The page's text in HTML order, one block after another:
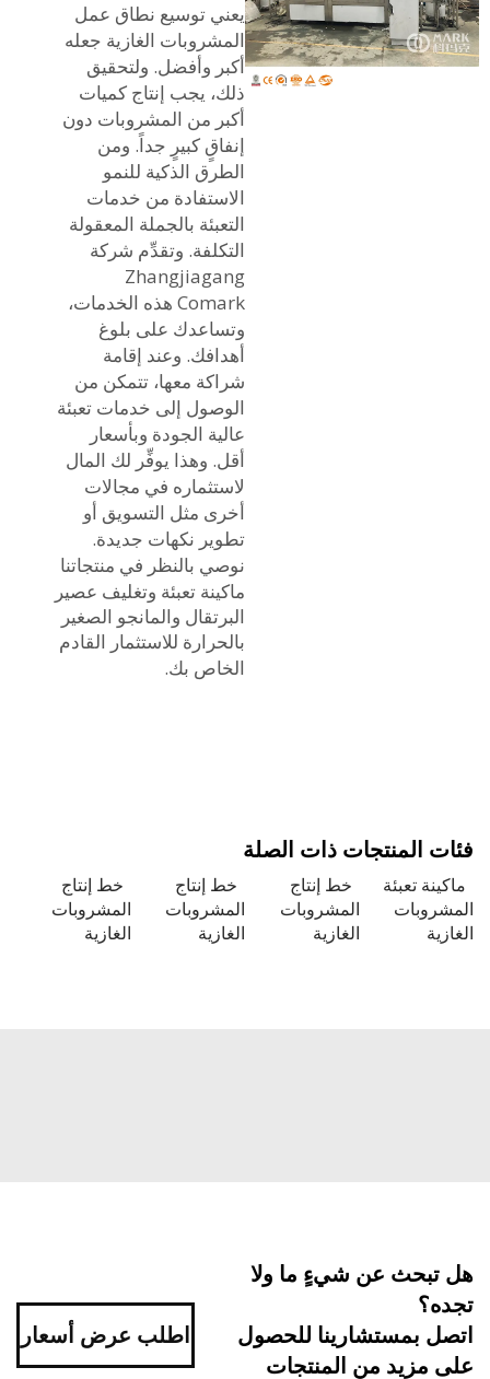
يعني توسيع نطاق عمل
المشروبات الغازية جعله
أكبر وأفضل. ولتحقيق
ذلك، يجب إنتاج كميات
أكبر من المشروبات دون
إنفاقٍ كبيرٍ جداً. ومن
الطرق الذكية للنمو
الاستفادة من خدمات
التعبئة بالجملة المعقولة
التكلفة. وتقدِّم شركة
Zhangjiagang
Comark هذه الخدمات،
وتساعدك على بلوغ
أهدافك. وعند إقامة
شراكة معها، تتمكن من
الوصول إلى خدمات تعبئة
عالية الجودة وبأسعار
أقل. وهذا يوفِّر لك المال
لاستثماره في مجالات
أخرى مثل التسويق أو
تطوير نكهات جديدة.
نوصي بالنظر في منتجاتنا
ماكينة تعبئة وتغليف عصير
البرتقال والمانجو الصغير
بالحرارةللاستثمار القادم
الخاص بك.
المنتجات ذات الصلة
تعبئة
خط إنتاج
المشروبات
خط إنتاج
المشروبات
خط إنتاج
المشروبات
عن شيءٍ ما ولا
بمستشارينا للحصول
مزيد من المنتجات
اطلب عرض أسعار